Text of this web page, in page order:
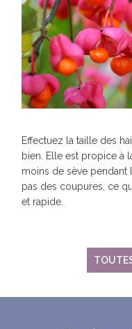
Effectuez la taille des
bien. Elle est propice à
moins de sève pendant
pas des coupures, ce
et rapide.